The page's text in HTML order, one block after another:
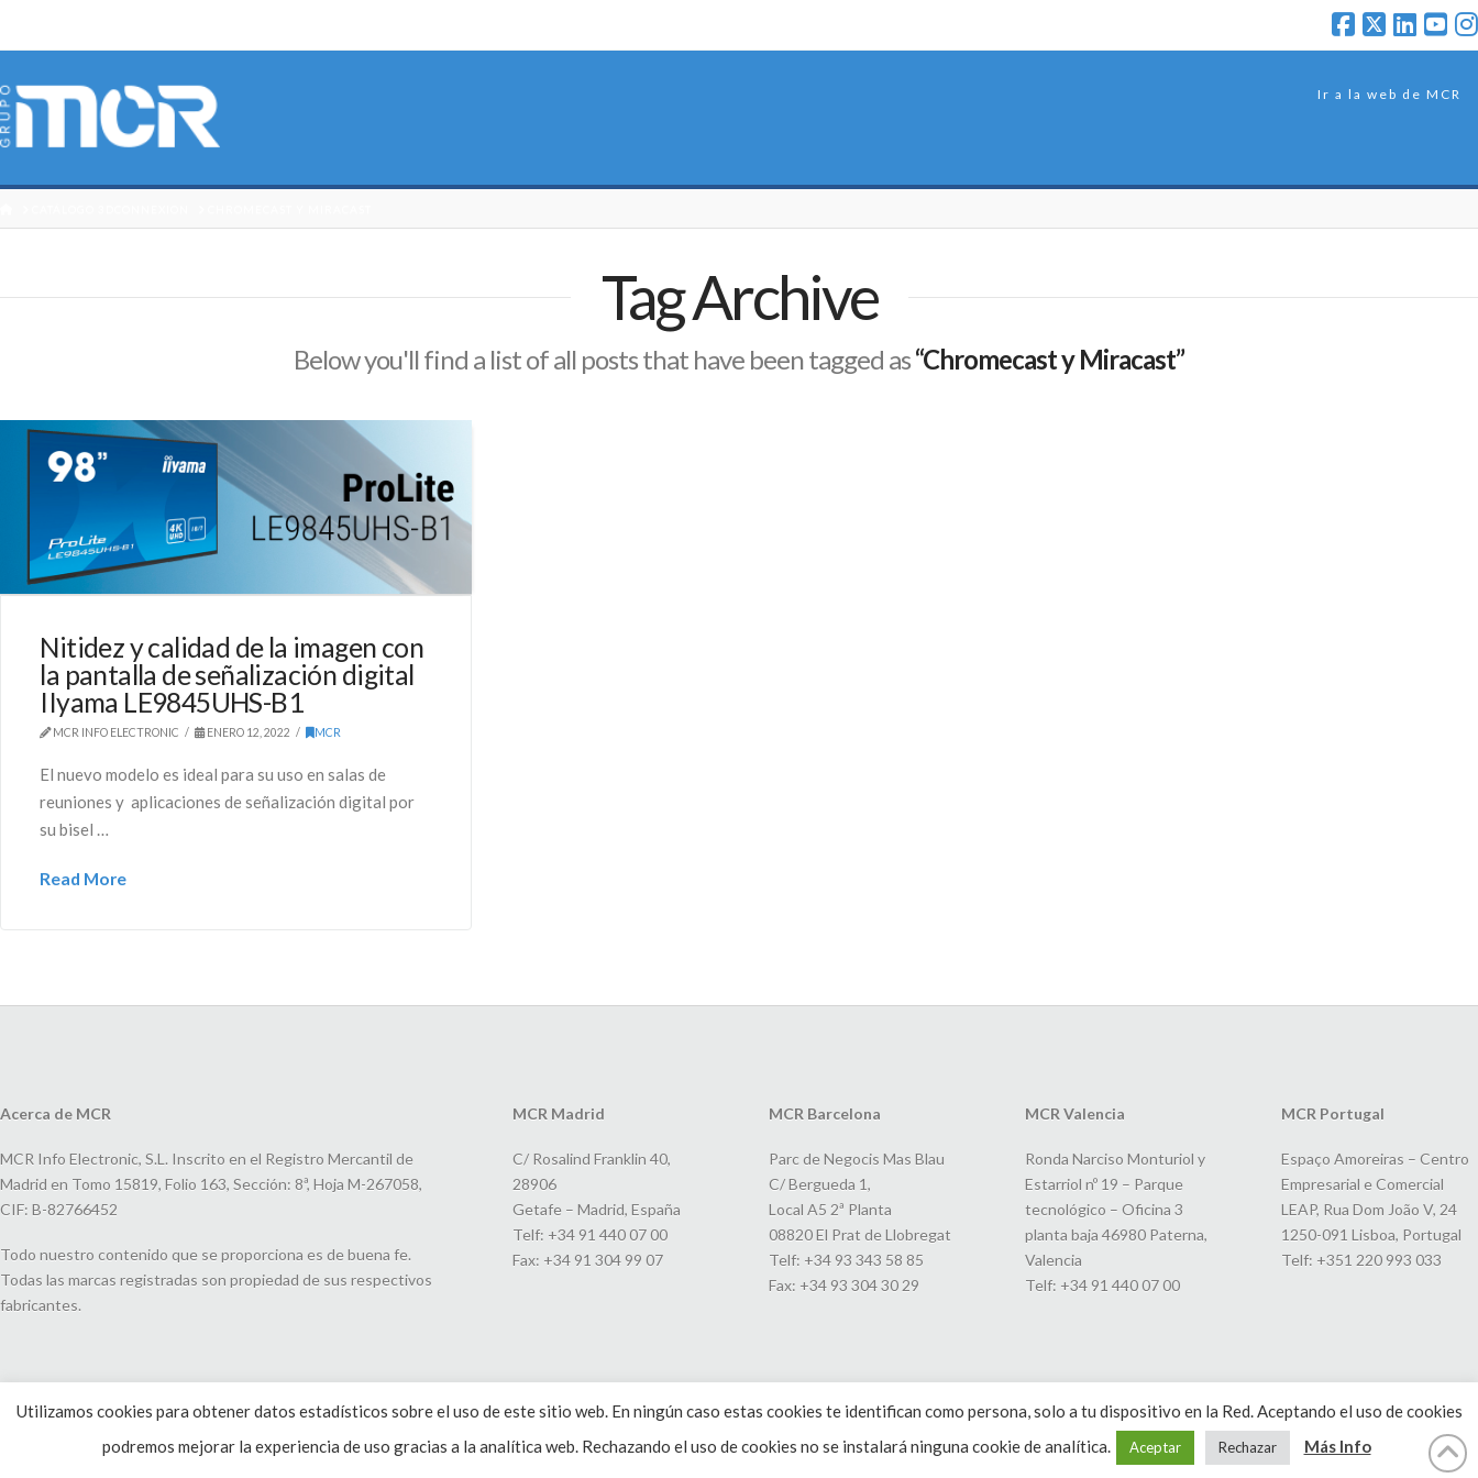
Ir a la web de MCR
Tag Archive
Below you'll find a list of all posts that have been tagged as“Chromecast y Miracast”
Nitidez y calidad de la imagen con
la pantalla de señalización digital
IIyama LE9845UHS-B1
MCR INFO ELECTRONIC ENERO 12, 2022 MCR
El nuevo modelo es ideal para su uso en salas de
reuniones y aplicaciones de señalización digital por
su bisel …
Read More
Acerca de MCR
MCR Info Electronic, S.L. Inscrito en el Registro Mercantil de
Madrid en Tomo 15819, Folio 163, Sección: 8ª, Hoja M-267058,
CIF: B-82766452
Todo nuestro contenido que se proporciona es de buena fe.
Todas las marcas registradas son propiedad de sus respectivos
fabricantes.
MCR Madrid
C/ Rosalind Franklin 40,
28906
Getafe – Madrid, España
Telf: +34 91 440 07 00
Fax: +34 91 304 99 07
MCR Barcelona
Parc de Negocis Mas Blau
C/ Bergueda 1,
Local A5 2ª Planta
08820 El Prat de Llobregat
Telf: +34 93 343 58 85
Fax: +34 93 304 30 29
MCR Valencia
Ronda Narciso Monturiol y
Estarriol nº 19 – Parque
tecnológico – Oficina 3
planta baja 46980 Paterna,
Valencia
Telf: +34 91 440 07 00
MCR Portugal
Espaço Amoreiras – Centro
Empresarial e Comercial
LEAP, Rua Dom João V, 24
1250-091 Lisboa, Portugal
Telf: +351 220 993 033
Utilizamos cookies para obtener datos estadísticos sobre el uso de este sitio web. En ningún caso estas cookies te identifican como persona, solo a tu dispositivo en la Red. Aceptando el uso de cookies
podremos mejorar la experiencia de uso gracias a la analítica web. Rechazando el uso de cookies no se instalará ninguna cookie de analítica.
Aceptar Rechazar Más Info